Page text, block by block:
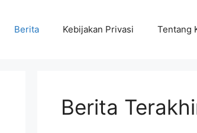
Berita Kebijakan Privasi Tentang
Berita